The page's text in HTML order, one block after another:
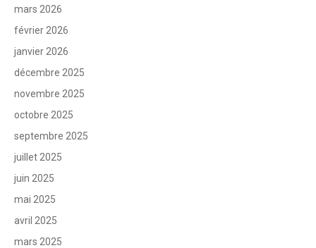
mars 2026
février 2026
janvier 2026
décembre 2025
novembre 2025
octobre 2025
septembre 2025
juillet 2025
juin 2025
mai 2025
avril 2025
mars 2025